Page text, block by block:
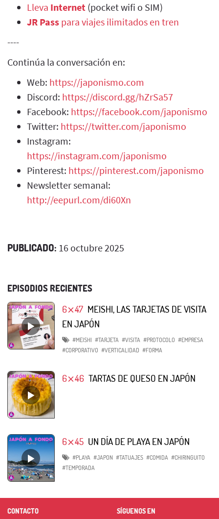
Lleva Internet (pocket wifi o SIM)
JR Pass para viajes ilimitados en tren
----
Continúa la conversación en:
Web: https://japonismo.com
Discord: https://discord.gg/hZrSa57
Facebook: https://facebook.com/japonismo
Twitter: https://twitter.com/japonismo
Instagram:
https://instagram.com/japonismo
Pinterest: https://pinterest.com/japonismo
Newsletter semanal:
http://eepurl.com/di60Xn
PUBLICADO: 16 octubre 2025
EPISODIOS RECIENTES
6⨯47 MEISHI, LAS TARJETAS DE VISITA
EN JAPÓN
#MEISHI #TARJETA #VISITA #PROTOCOLO #EMPRESA
#CORPORATIVO #VERTICALIDAD #FORMA
6⨯46 TARTAS DE QUESO EN JAPÓN
6⨯45 UN DÍA DE PLAYA EN JAPÓN
#PLAYA #JAPON #TATUAJES #COMIDA #CHIRINGUITO
#TEMPORADA
CONTACTO SÍGUENOS EN